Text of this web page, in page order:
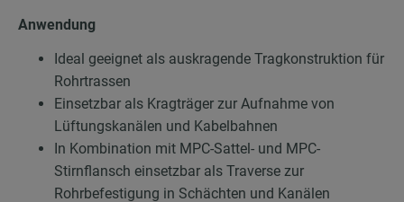
Anwendung
Ideal geeignet als auskragende Tragkonstruktion für
Rohrtrassen
Einsetzbar als Kragträger zur Aufnahme von
Lüftungskanälen und Kabelbahnen
In Kombination mit MPC-Sattel- und MPC-
Stirnflansch einsetzbar als Traverse zur
Rohrbefestigung in Schächten und Kanälen